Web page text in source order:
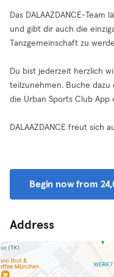
Das DALAAZDANCE-
und gibt dir auch die
Tanzgemeinschaft zu
Du bist jederzeit herzlich
teilzunehmen. Buche
die Urban Sports Club
DALAAZDANCE freut sich
Begin now from
Address